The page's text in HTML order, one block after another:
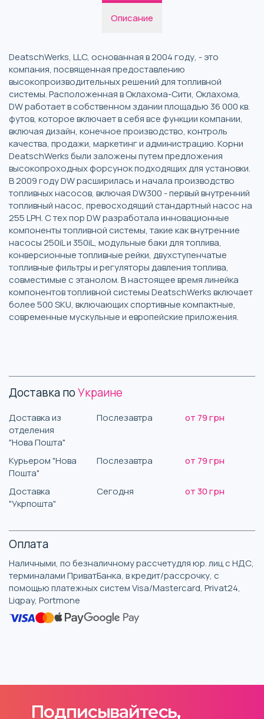
Описание
DeatschWerks, LLC, основанная в 2004 году, - это
компания, посвященная предоставлению
высокопроизводительных решений для топливной
системы. Расположенная в Оклахома-Сити, Оклахома,
DW работает в собственном здании площадью 36 000 кв.
футов, которое включает в себя все функции компании,
включая дизайн, конечное производство, контроль
качества, продажи, маркетинг и администрацию. Корни
DeatschWerks были заложены путем предложения
высокопроходных форсунок подходящих для установки.
В 2009 году DW расширилась и начала производство
топливных насосов, включая DW300 - первый внутренний
топливный насос, превосходящий стандартный насос на
255 LPH. С тех пор DW разработала инновационные
компоненты топливной системы, такие как внутренние
насосы 250iL и 350iL, модульные баки для топлива,
конверсионные топливные рейки, двухступенчатые
топливные фильтры и регуляторы давления топлива,
совместимые с этанолом. В настоящее время линейка
компонентов топливной системы DeatschWerks включает
более 500 SKU, включающих спортивные компактные,
современные мускульные и европейские приложения.
Доставка поУкраине
Доставка из
отделения
"Нова Пошта"
Послезавтра от 79 грн
Курьером "Нова
Пошта"
Послезавтра от 79 грн
Доставка
"Укрпошта"
Сегодня от 30 грн
Оплата
Наличными, по безналичному рассчетудля юр. лиц с НДС,
терминалами ПриватБанка, в кредит/рассрочку, с
помощью платежных систем Visa/Mastercard, Privat24,
Liqpay, Portmone
Подписывайтесь,